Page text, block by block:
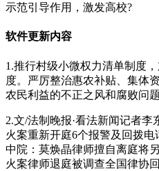
示范引导作用，激发高校?
软件更新内容
1.推行村级小微权力清单制度
度。严厉整治惠农补贴、集体
农民利益的不正之风和腐败问题
2.文/法制晚报·看法新闻记者李
火案重新开庭6个报警及回拨
中院：莫焕晶律师擅自离庭
火案律师退庭被调查全国律协